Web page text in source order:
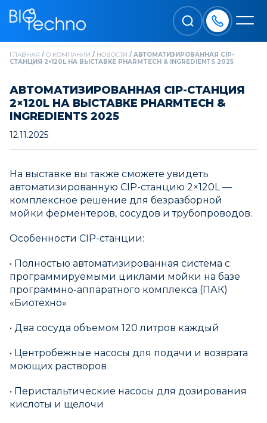
ГЛАВНАЯ / О КОМПАНИИ / НОВОСТИ / АВТОМАТИЗИРОВАННАЯ CIP-
СТАНЦИЯ 2×120L НА ВЫСТАВКЕ PHARMTECH & INGREDIENTS 2025
АВТОМАТИЗИРОВАННАЯ CIP-СТАНЦИЯ
2×120L НА ВЫСТАВКЕ PHARMTECH &
INGREDIENTS 2025
12.11.2025
На выставке вы также сможете увидеть
автоматизированную CIP-станцию 2×120L —
комплексное решение для безразборной
мойки ферментеров, сосудов и трубопроводов.
Особенности CIP-станции:
• Полностью автоматизированная система с
программируемыми циклами мойки на базе
программно-аппаратного комплекса (ПАК)
«Биотехно»
• Два сосуда объемом 120 литров каждый
• Центробежные насосы для подачи и возврата
моющих растворов
• Перистальтические насосы для дозирования
кислоты и щелочи